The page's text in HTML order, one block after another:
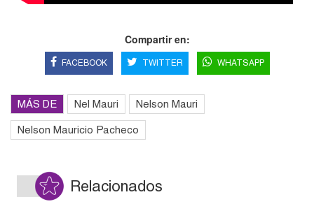
Compartir en:
FACEBOOK TWITTER WHATSAPP
MÁS DE Nel Mauri Nelson Mauri
Nelson Mauricio Pacheco
Relacionados